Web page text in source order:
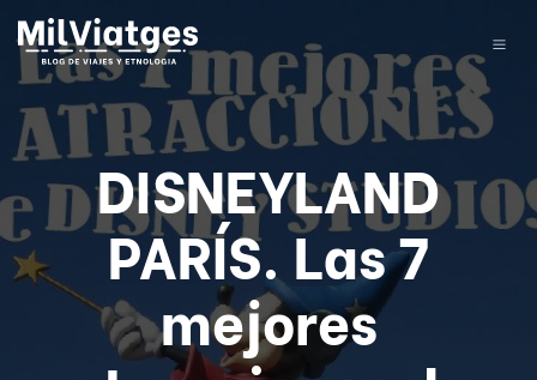
DISNEYLAND
PARÍS. Las 7
mejores